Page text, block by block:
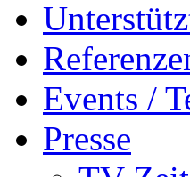
Events /
Presse